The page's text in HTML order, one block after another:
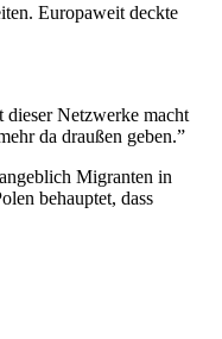
Europaweit deckte
Netzwerke macht
da draußen geben.”
Migranten in
behauptet, dass